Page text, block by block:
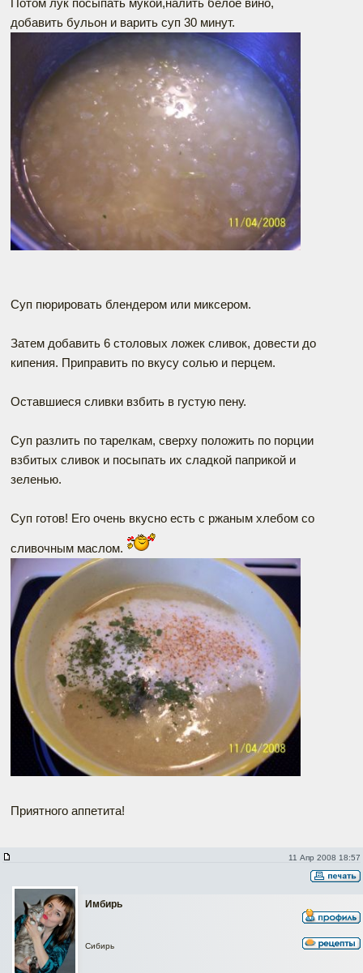
Потом лук посыпать мукой,налить белое вино,
добавить бульон и варить суп 30 минут.
Суп пюрировать блендером или миксером.
Затем добавить 6 столовых ложек сливок, довести до
кипения. Приправить по вкусу солью и перцем.
Оставшиеся сливки взбить в густую пену.
Суп разлить по тарелкам, сверху положить по порции
взбитых сливок и посыпать их сладкой паприкой и
зеленью.
Суп готов! Его очень вкусно есть с ржаным хлебом со
сливочным маслом.
Приятного аппетита!
11 Апр 2008 18:57
Имбирь
Сибирь